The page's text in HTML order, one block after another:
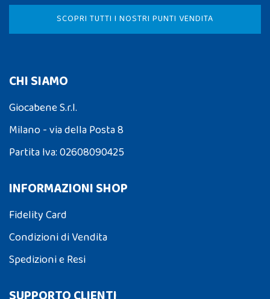
SCOPRI TUTTI I NOSTRI PUNTI VENDITA
CHI SIAMO
Giocabene S.r.l.
Milano - via della Posta 8
Partita Iva: 02608090425
INFORMAZIONI SHOP
Fidelity Card
Condizioni di Vendita
Spedizioni e Resi